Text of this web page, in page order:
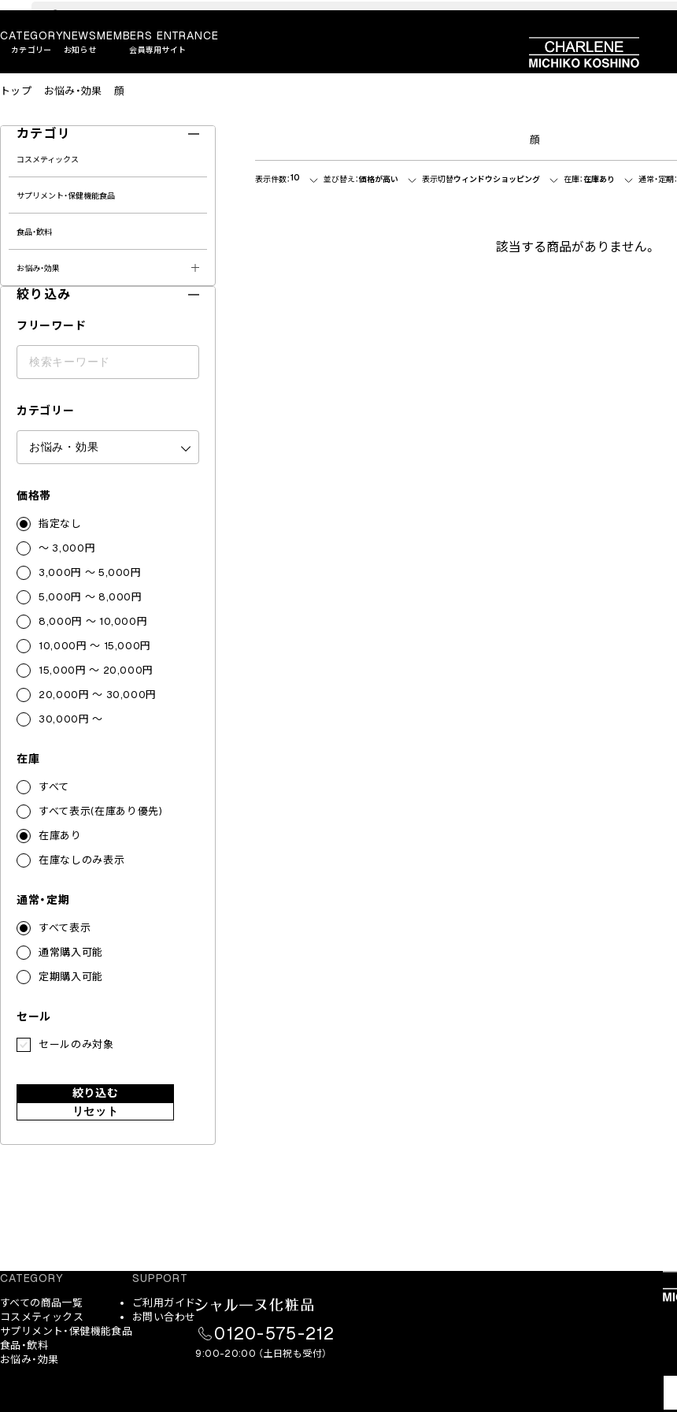
CATEGORY
カテゴリー
NEWS
お知らせ
MEMBERS ENTRANCE
会員専用サイト
トップ お悩み・効果 顔
カテゴリ
コスメティックス
サプリメント・保健機能食品
食品・飲料
お悩み・効果
絞り込み
フリーワード
カテゴリー
価格帯
指定なし
～ 3,000円
3,000円 ～ 5,000円
5,000円 ～ 8,000円
8,000円 ～ 10,000円
10,000円 ～ 15,000円
15,000円 ～ 20,000円
20,000円 ～ 30,000円
30,000円 ～
在庫
すべて
すべて表示(在庫あり優先)
在庫あり
在庫なしのみ表示
通常・定期
すべて表示
通常購入可能
定期購入可能
セール
セールのみ対象
絞り込む
リセット
顔
表示件数：10 並び替え：価格が高い 表示切替ウィンドウショッピング 在庫：在庫あり 通常・定期：
該当する商品がありません。
CATEGORY
すべての商品一覧
コスメティックス
サプリメント・保健機能食品
食品・飲料
お悩み・効果
SUPPORT
ご利用ガイド
お問い合わせ
0120-575-212
9:00-20:00 （土日祝も受付）